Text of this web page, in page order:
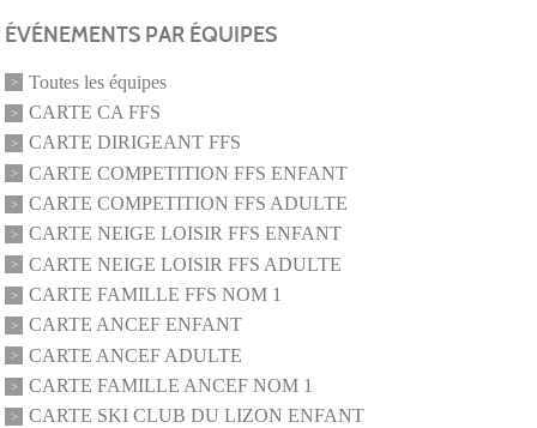
ÉVÉNEMENTS PAR ÉQUIPES
Toutes les équipes
CARTE CA FFS
CARTE DIRIGEANT FFS
CARTE COMPETITION FFS ENFANT
CARTE COMPETITION FFS ADULTE
CARTE NEIGE LOISIR FFS ENFANT
CARTE NEIGE LOISIR FFS ADULTE
CARTE FAMILLE FFS NOM 1
CARTE ANCEF ENFANT
CARTE ANCEF ADULTE
CARTE FAMILLE ANCEF NOM 1
CARTE SKI CLUB DU LIZON ENFANT